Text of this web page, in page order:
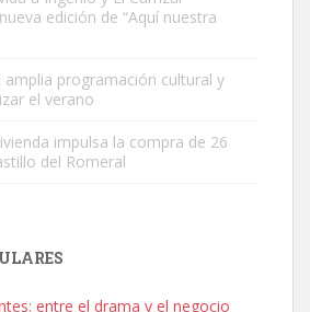
cari...
edición de “Aquí nuestra
amplia programación cultural y
el verano
impulsa la compra de 26
del Romeral
entre el drama y el negocio